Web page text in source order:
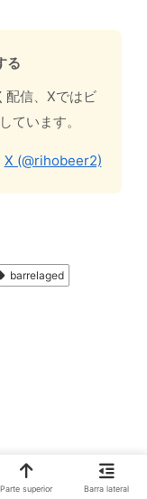
る
配信、Xではビ
ています。
X (@rihobeer2)
barrelaged
Parte superior Barra lateral